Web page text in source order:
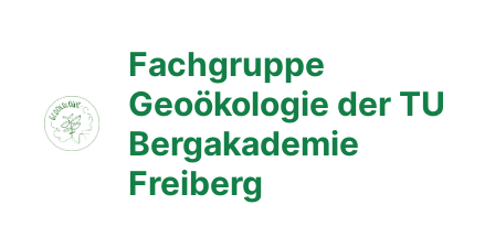
Fachgruppe
Geoökologie der TU
Bergakademie
Freiberg